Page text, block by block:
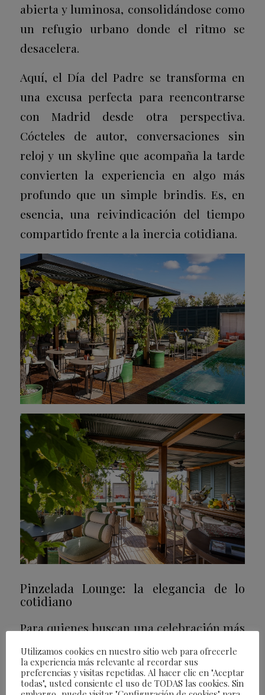
abierta y luminosa, consolidándose como
un refugio urbano donde el ritmo se
desacelera.
Aquí, el Día del Padre se transforma en
una excusa perfecta para reencontrarse
con Madrid desde otra perspectiva.
Cócteles de autor, conversaciones sin
reloj y un skyline que acompaña la tarde
convierten la experiencia en algo más
profundo que un simple brindis. Es, en
esencia, una reivindicación del tiempo
compartido frente a la inercia cotidiana.
Pinzelada Lounge: la elegancia de lo
cotidiano
Para quienes buscan una celebración más
íntima y reposada, Pinzelada Lounge
propone un viaje gastronómico que
comienza desde primera hora del día. Su
Utilizamos cookies en nuestro sitio web para ofrecerle
la experiencia más relevante al recordar sus
preferencias y visitas repetidas. Al hacer clic en "Aceptar
todas", usted consiente el uso de TODAS las cookies. Sin